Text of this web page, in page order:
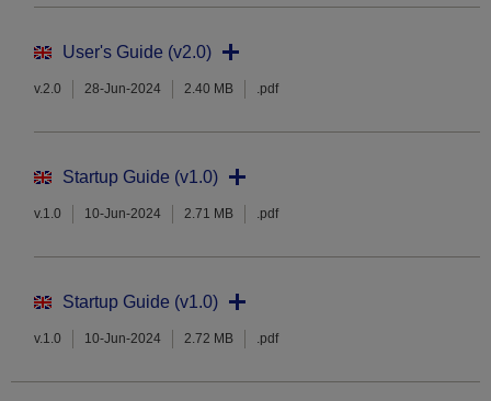
User's Guide (v2.0)
v.2.0 28-Jun-2024 2.40 MB .pdf
Startup Guide (v1.0)
v.1.0 10-Jun-2024 2.71 MB .pdf
Startup Guide (v1.0)
v.1.0 10-Jun-2024 2.72 MB .pdf